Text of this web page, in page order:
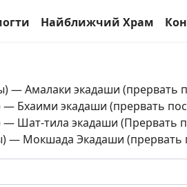
Найближчий Храм
— Амалаки экадаши (прервать
Бхаими экадаши (прервать
Шат-тила экадаши (Прервать
— Мокшада Экадаши (прервать